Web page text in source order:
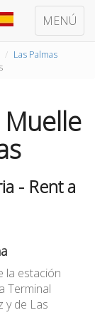
MENÚ
Las Palmas
- Rent a
la estación
Terminal
y de Las